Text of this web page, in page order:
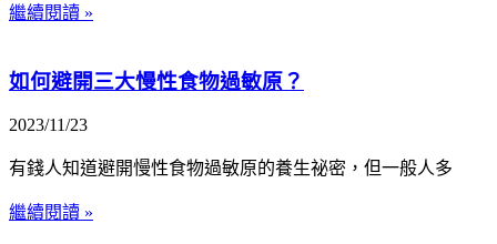
繼續閱讀 »
如何避開三大慢性食物過敏原？
2023/11/23
有錢人知道避開慢性食物過敏原的養生祕密，但一般人多
繼續閱讀 »